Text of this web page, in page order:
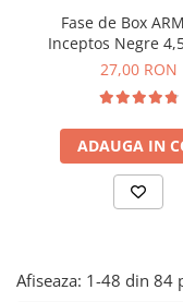
Saltele si Tatami
Accesorii Antrenor
Greutati Fitness
Veste
Fase de Box
Inceptos Negre
27,00 RON
ADAUGA IN
Afiseaza: 1-48 din 84